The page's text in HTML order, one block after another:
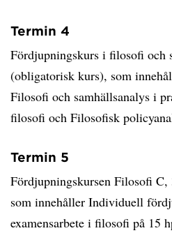
Termin 4
Fördjupningskurs i filosofi och
(obligatorisk kurs), som
Filosofi och samhällsanalys i
filosofi och Filosofisk
Termin 5
Fördjupningskursen Filosofi
som innehåller Individuell
examensarbete i filosofi på 15